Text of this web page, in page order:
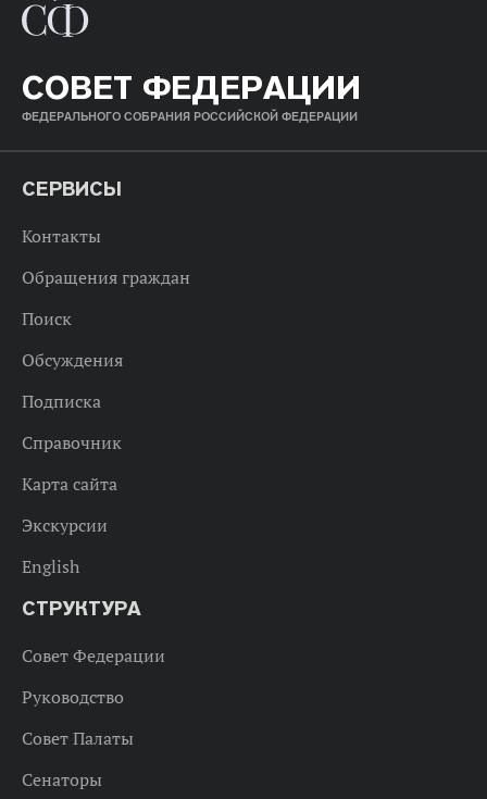
СОВЕТ ФЕДЕРАЦИИ
ФЕДЕРАЛЬНОГО СОБРАНИЯ РОССИЙСКОЙ ФЕДЕРАЦИИ
СЕРВИСЫ
Контакты
Обращения граждан
Поиск
Обсуждения
Подписка
Справочник
Карта сайта
Экскурсии
English
СТРУКТУРА
Совет Федерации
Руководство
Совет Палаты
Сенаторы